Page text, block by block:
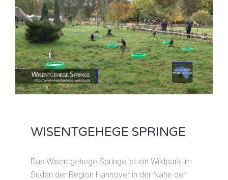
WISENTGEHEGE SPRINGE
Das Wisentgehege Springe ist ein Wildpark im
Süden der Region Hannover in der Nähe der